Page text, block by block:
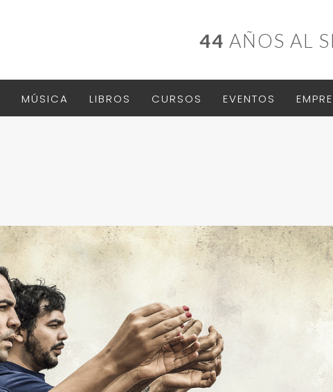
44 AÑOS AL
MÚSICA LIBROS CURSOS EVENTOS